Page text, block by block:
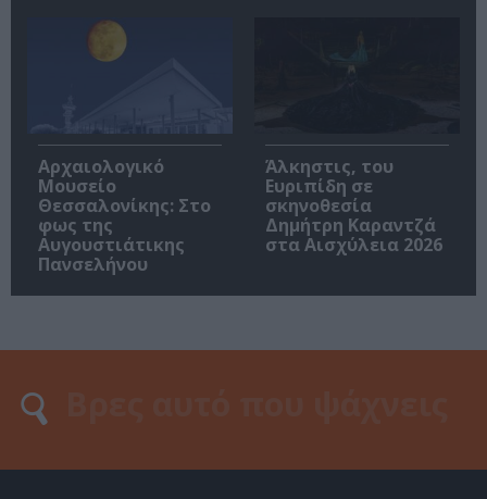
Αρχαιολογικό
Μουσείο
Θεσσαλονίκης: Στο
φως της
Αυγουστιάτικης
Πανσελήνου
Άλκηστις, του
Ευριπίδη σε
σκηνοθεσία
Δημήτρη Καραντζά
στα Αισχύλεια 2026